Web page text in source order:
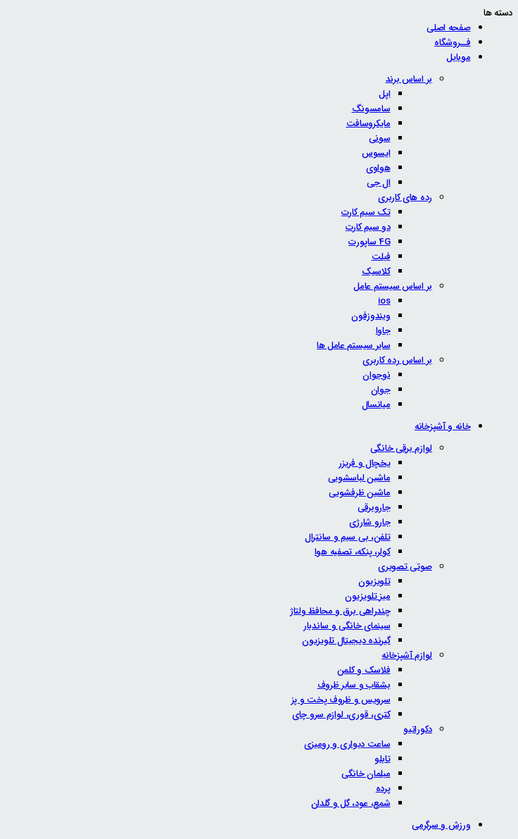
دسته ها
صفحه اصلی
فــروشگاه
موبایل
بر اساس برند
اپل
سامسونگ
مایکروسافت
سونی
ایسوس
هواوی
ال جی
رده های کاربری
تک سیم کارت
دو سیم کارت
4G ساپورت
فبلت
کلاسیک
بر اساس سیستم عامل
ios
ویندوزفون
جاوا
سایر سیستم عامل ها
بر اساس رده کاربری
نوجوان
جوان
میانسال
خانه و آشپزخانه
لوازم برقی خانگی
یخچال و فریزر
ماشین لباسشویی
ماشین ظرفشویی
جاروبرقی
جارو شارژی
تلفن، بی سیم و سانترال
کولر، پنکه، تصفیه هوا
صوتی تصویری
تلویزیون
میز تلویزیون
چندراهی برق و محافظ ولتاژ
سینمای خانگی و ساندبار
گیرنده دیجیتال تلویزیون
لوازم آشپزخانه
فلاسک و کلمن
بشقاب و سایر ظروف
سرویس و ظروف پخت و پز
کتری، قوری، لوازم سرو چای
دکوراتیو
ساعت دیواری و رومیزی
تابلو
مبلمان خانگی
پرده
شمع، عود، گل و گلدان
ورزش و سرگرمی